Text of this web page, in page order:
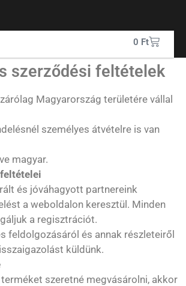
0 Ft
szerződési feltételek
Magyarország területére vállal
személyes átvételre is van
magyar.
és jóváhagyott partnereink
a weboldalon keresztül. Minden
a regisztrációt.
feldolgozásáról és annak részleteiről
küldünk.
szeretné megvásárolni, akkor